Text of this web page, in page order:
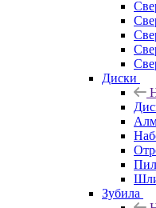
Диски
Зубила